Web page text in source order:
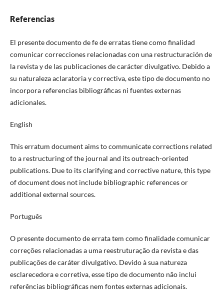
Referencias
El presente documento de fe de erratas tiene como finalidad
comunicar correcciones relacionadas con una restructuración de
la revista y de las publicaciones de carácter divulgativo. Debido a
su naturaleza aclaratoria y correctiva, este tipo de documento no
incorpora referencias bibliográficas ni fuentes externas
adicionales.
English
This erratum document aims to communicate corrections related
to a restructuring of the journal and its outreach-oriented
publications. Due to its clarifying and corrective nature, this type
of document does not include bibliographic references or
additional external sources.
Português
O presente documento de errata tem como finalidade comunicar
correções relacionadas a uma reestruturação da revista e das
publicações de caráter divulgativo. Devido à sua natureza
esclarecedora e corretiva, esse tipo de documento não inclui
referências bibliográficas nem fontes externas adicionais.